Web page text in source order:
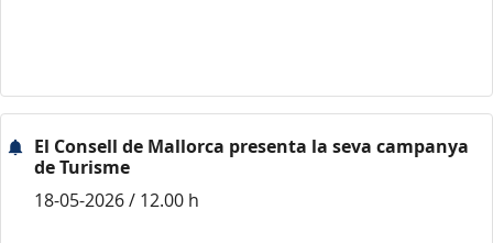
El Consell de Mallorca presenta la seva campanya
de Turisme
18-05-2026 / 12.00 h